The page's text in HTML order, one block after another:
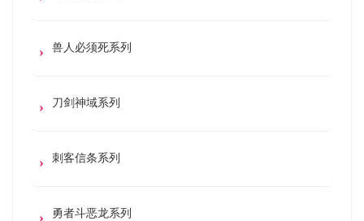
兽人必须死系列
刀剑神域系列
刺客信条系列
勇者斗恶龙系列